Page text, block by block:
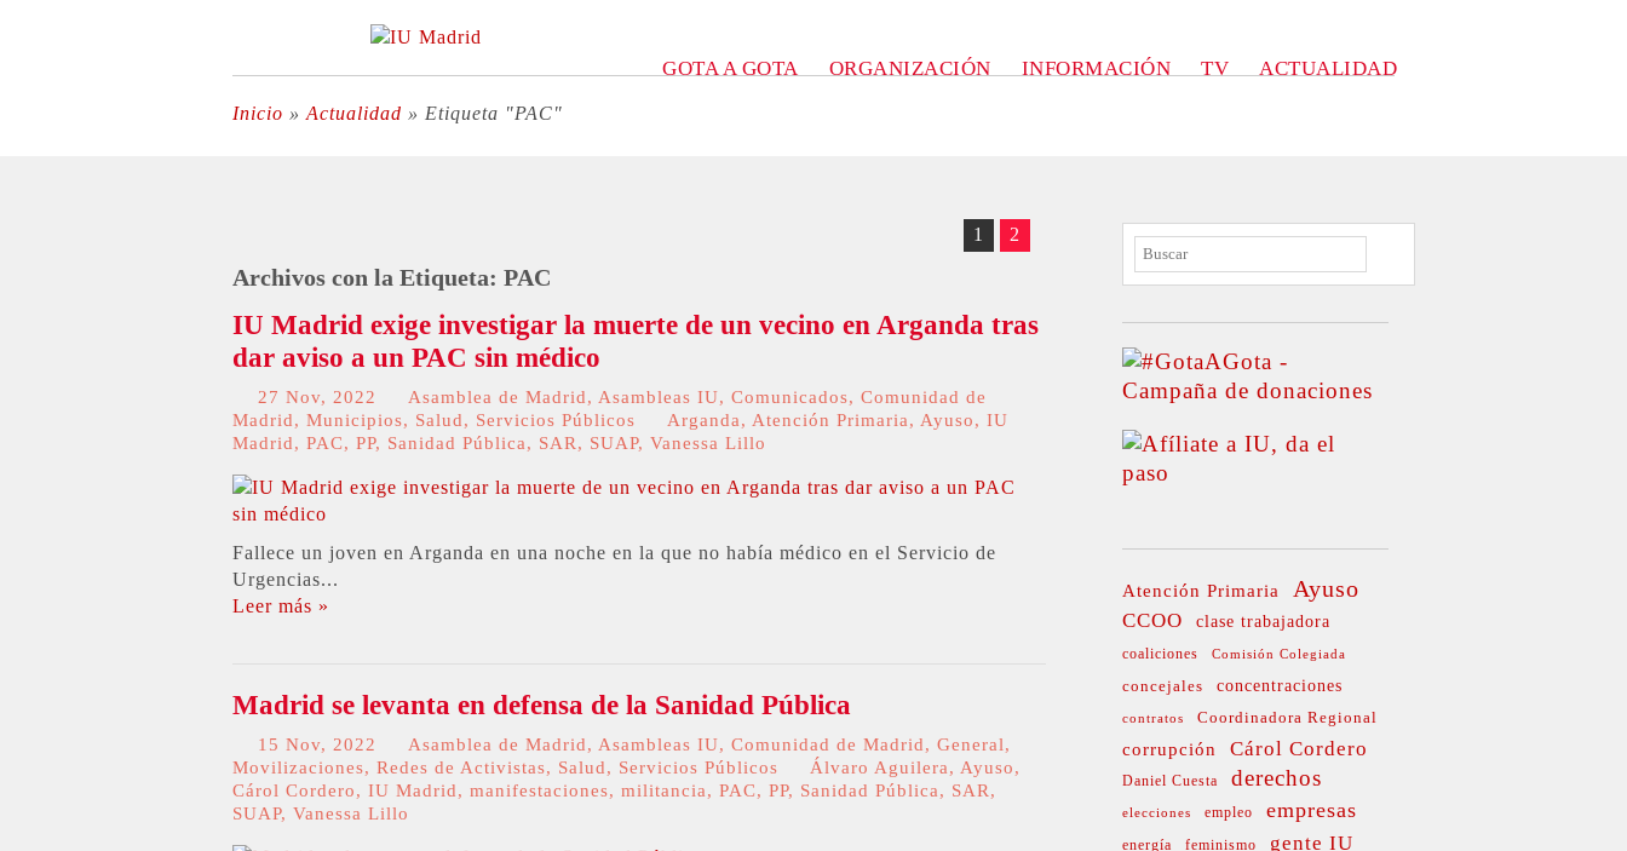
GOTA A GOTA ORGANIZACIÓN INFORMACIÓN TV
ACTUALIDAD
Inicio »Actualidad » Etiqueta "PAC"
1 2
Archivos con la Etiqueta: PAC
IU Madrid exige investigar la muerte de un vecino en Arganda tras
dar aviso a un PAC sin médico
27 Nov, 2022 Asamblea de Madrid, Asambleas IU, Comunicados, Comunidad de
Madrid, Municipios, Salud, Servicios Públicos Arganda, Atención Primaria, Ayuso, IU
Madrid, PAC, PP, Sanidad Pública, SAR, SUAP, Vanessa Lillo
Fallece un joven en Arganda en una noche en la que no había médico en el Servicio de
Urgencias...
Leer más »
Madrid se levanta en defensa de la Sanidad Pública
15 Nov, 2022 Asamblea de Madrid, Asambleas IU, Comunidad de Madrid, General,
Movilizaciones, Redes de Activistas, Salud, Servicios Públicos Álvaro Aguilera, Ayuso,
Cárol Cordero, IU Madrid, manifestaciones, militancia, PAC, PP, Sanidad Pública, SAR,
SUAP, Vanessa Lillo
BUSCAR
Atención Primaria Ayuso
CCOO clase trabajadora
coaliciones Comisión Colegiada
concejales concentraciones
contratos Coordinadora Regional
corrupción Cárol Cordero
Daniel Cuesta derechos
elecciones empleo empresas
energía feminismo gente IU